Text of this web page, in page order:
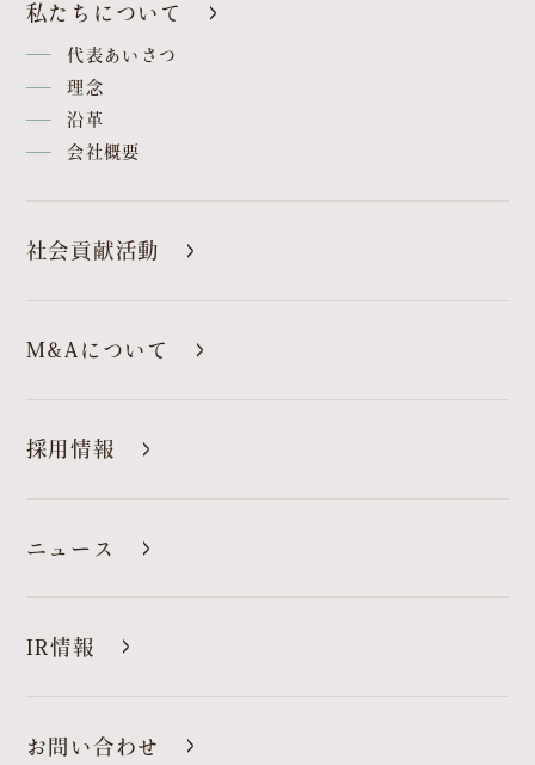
私たちについて
代表あいさつ
理念
沿革
会社概要
社会貢献活動
M&Aについて
採用情報
ニュース
IR情報
お問い合わせ